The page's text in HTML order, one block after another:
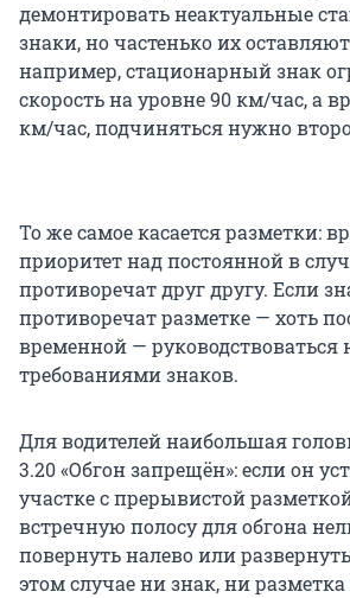
демонтировать неактуальные
знаки, но частенько их
например, стационарный знак
скорость на уровне 90 км/час, а
км/час, подчиняться нужно
То же самое касается разметки:
приоритет над постоянной в
противоречат друг другу. Если
противоречат разметке — хоть
временной — руководствоваться
требованиями знаков.
Для водителей наибольшая
3.20 «Обгон запрещён»: если он
участке с прерывистой
встречную полосу для обгона
повернуть налево или
этом случае ни знак, ни